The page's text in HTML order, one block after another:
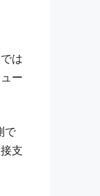
は
ー
で
支